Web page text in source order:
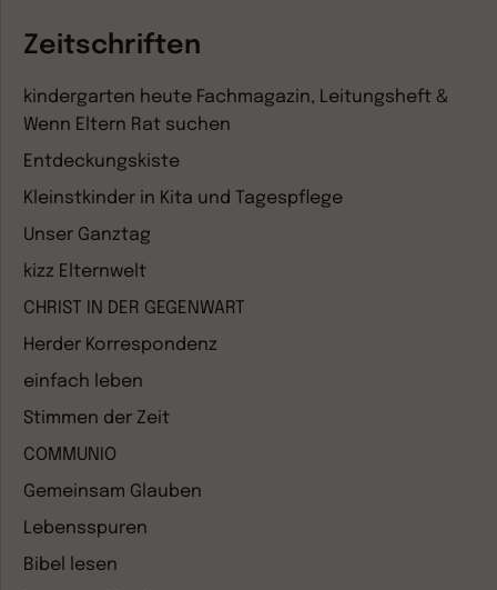
Zeitschriften
kindergarten heute Fachmagazin, Leitungsheft &
Wenn Eltern Rat suchen
Entdeckungskiste
Kleinstkinder in Kita und Tagespflege
Unser Ganztag
kizz Elternwelt
CHRIST IN DER GEGENWART
Herder Korrespondenz
einfach leben
Stimmen der Zeit
COMMUNIO
Gemeinsam Glauben
Lebensspuren
Bibel lesen